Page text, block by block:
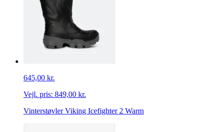
645,00 kr.
Vejl. pris: 849,00 kr.
Vinterstøvler Viking Icefighter 2 Warm